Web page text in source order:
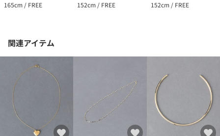
165cm / FREE 152cm / FREE 152cm / FREE
関連アイテム